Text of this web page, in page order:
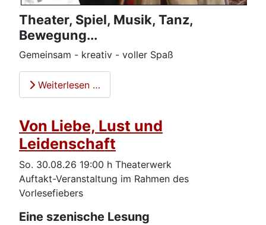
Theater, Spiel, Musik, Tanz,
Bewegung...
Gemeinsam - kreativ - voller Spaß
Weiterlesen …
Von Liebe, Lust und
Leidenschaft
So. 30.08.26 19:00 h Theaterwerk
Auftakt-Veranstaltung im Rahmen des
Vorlesefiebers
Eine szenische Lesung